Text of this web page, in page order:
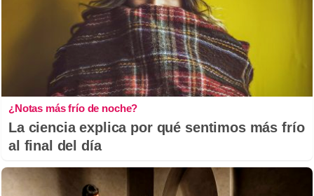
¿Notas más frío de noche?
La ciencia explica por qué sentimos más frío
al final del día